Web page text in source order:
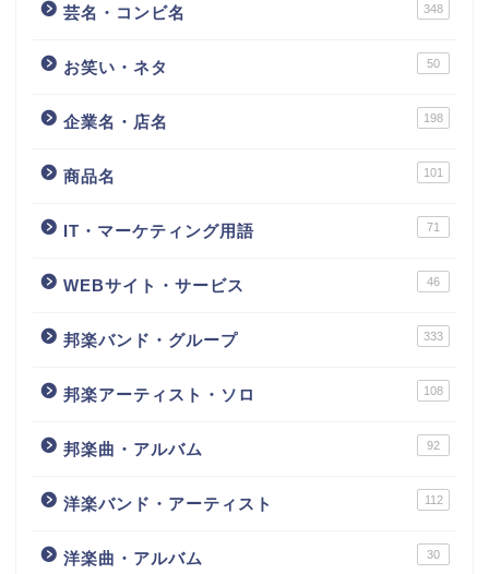
芸名・コンビ名 348
お笑い・ネタ 50
企業名・店名 198
商品名 101
IT・マーケティング用語 71
WEBサイト・サービス 46
邦楽バンド・グループ 333
邦楽アーティスト・ソロ 108
邦楽曲・アルバム 92
洋楽バンド・アーティスト 112
洋楽曲・アルバム 30